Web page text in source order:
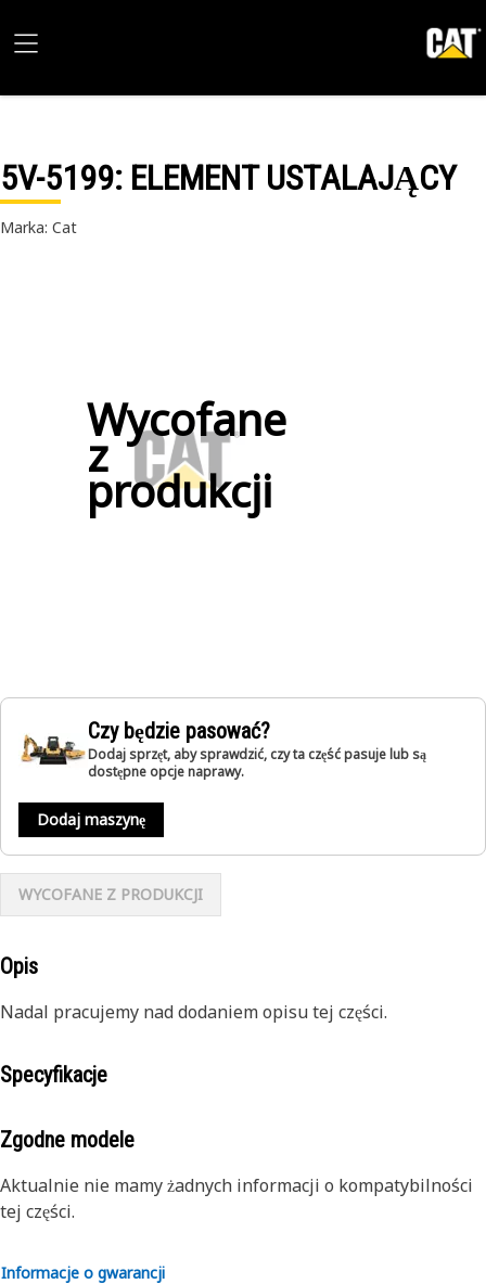
5V-5199: ELEMENT USTALAJĄCY
Marka: Cat
Wycofane
z
produkcji
Czy będzie pasować?
Dodaj sprzęt, aby sprawdzić, czy ta część pasuje lub są
dostępne opcje naprawy.
Dodaj maszynę
WYCOFANE Z PRODUKCJI
Opis
Nadal pracujemy nad dodaniem opisu tej części.
Specyfikacje
Zgodne modele
Aktualnie nie mamy żadnych informacji o kompatybilności
tej części.
Informacje o gwarancji